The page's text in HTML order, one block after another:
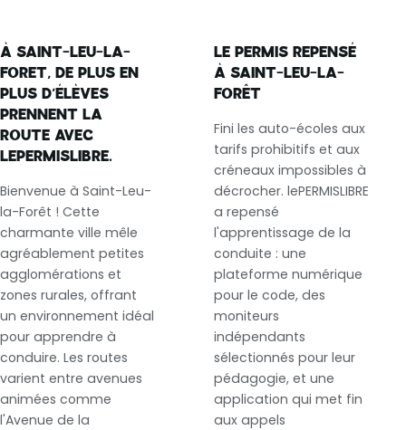
À SAINT-LEU-LA-
FORET, DE PLUS EN
PLUS D’ÉLÈVES
PRENNENT LA
ROUTE AVEC
LEPERMISLIBRE.
Bienvenue à Saint-Leu-
la-Forêt ! Cette
charmante ville mêle
agréablement petites
agglomérations et
zones rurales, offrant
un environnement idéal
pour apprendre à
conduire. Les routes
varient entre avenues
animées comme
l'Avenue de la
LE PERMIS REPENSÉ
À SAINT-LEU-LA-
FORÊT
Fini les auto-écoles aux
tarifs prohibitifs et aux
créneaux impossibles à
décrocher. lePERMISLIBRE
a repensé
l'apprentissage de la
conduite : une
plateforme numérique
pour le code, des
moniteurs
indépendants
sélectionnés pour leur
pédagogie, et une
application qui met fin
aux appels